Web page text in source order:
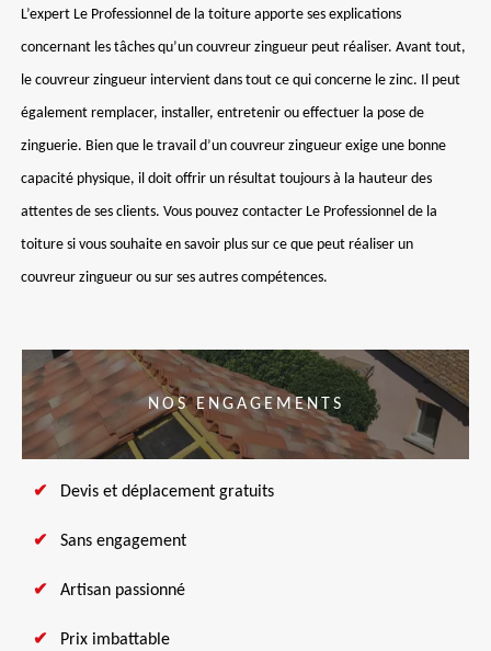
L’expert Le Professionnel de la toiture apporte ses explications
concernant les tâches qu’un couvreur zingueur peut réaliser. Avant tout,
le couvreur zingueur intervient dans tout ce qui concerne le zinc. Il peut
également remplacer, installer, entretenir ou effectuer la pose de
zinguerie. Bien que le travail d’un couvreur zingueur exige une bonne
capacité physique, il doit offrir un résultat toujours à la hauteur des
attentes de ses clients. Vous pouvez contacter Le Professionnel de la
toiture si vous souhaite en savoir plus sur ce que peut réaliser un
couvreur zingueur ou sur ses autres compétences.
NOS ENGAGEMENTS
Devis et déplacement gratuits
Sans engagement
Artisan passionné
Prix imbattable